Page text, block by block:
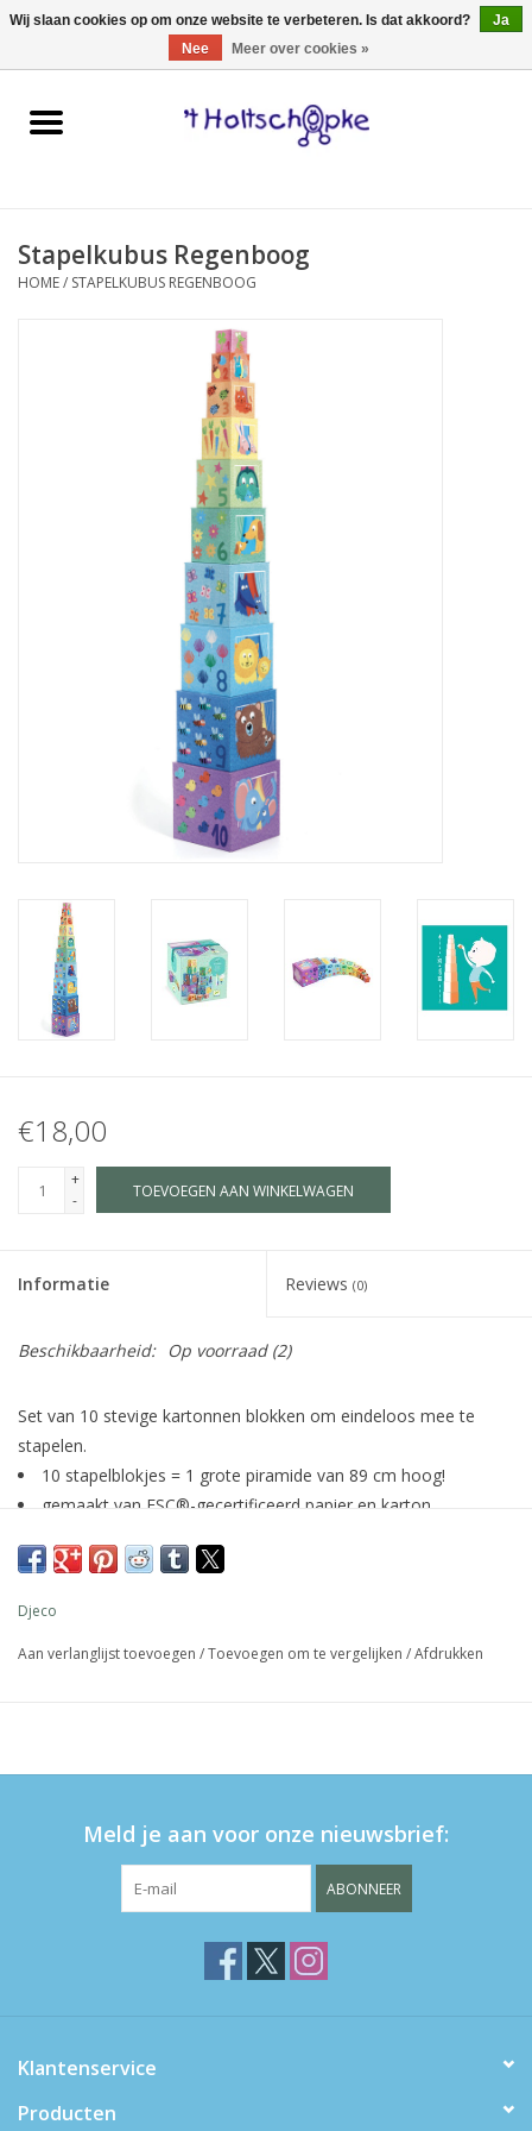
0 Artikelen - €0,00
Home
spellen
Merken
Stapelkubus Regenboog
HOME/ STAPELKUBUS REGENBOOG
€18,00
+
-
TOEVOEGEN AAN WINKELWAGEN
Informatie Reviews (0)
Beschikbaarheid: Op voorraad(2)
Set van 10 stevige kartonnen blokken om eindeloos mee te
stapelen.
10 stapelblokjes = 1 grote piramide van 89 cm hoog!
gemaakt van FSC®-gecertificeerd papier en karton
Djeco
Aan verlanglijst toevoegen /Toevoegen om te vergelijken /Afdrukken
Meld je aan voor onze nieuwsbrief:
ABONNEER
Klantenservice
Producten
Wij slaan cookies op om onze website te verbeteren. Is dat akkoord?
Ja
Nee
Meer over cookies »